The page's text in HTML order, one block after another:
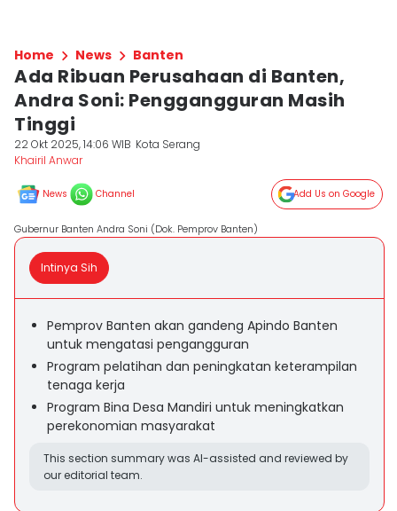
Home News Banten
Ada Ribuan Perusahaan di Banten,
Andra Soni: Penggangguran Masih
Tinggi
22 Okt 2025, 14:06 WIB Kota Serang
Khairil Anwar
News Channel Add Us on Google
Gubernur Banten Andra Soni (Dok. Pemprov Banten)
Intinya Sih
Pemprov Banten akan gandeng Apindo Banten
untuk mengatasi pengangguran
Program pelatihan dan peningkatan keterampilan
tenaga kerja
Program Bina Desa Mandiri untuk meningkatkan
perekonomian masyarakat
This section summary was AI-assisted and reviewed by
our editorial team.